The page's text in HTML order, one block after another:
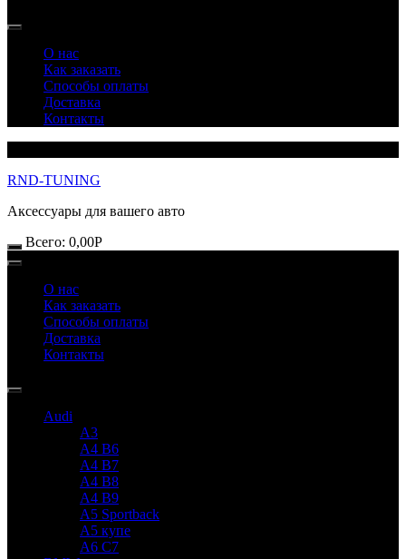
О нас
Как заказать
Способы оплаты
Доставка
Контакты
RND-TUNING
Аксессуары для вашего авто
Всего: 0,00Р
О нас
Как заказать
Способы оплаты
Доставка
Контакты
Audi
A3
A4 B6
A4 B7
A4 B8
A4 B9
A5 Sportback
A5 купе
A6 C7